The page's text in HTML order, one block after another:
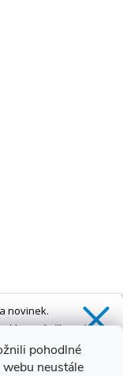
pohodlné
neustále
novinek.
přístup k
nabídkám.*